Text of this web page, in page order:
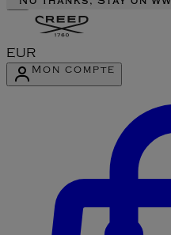
EUR
Mon compte